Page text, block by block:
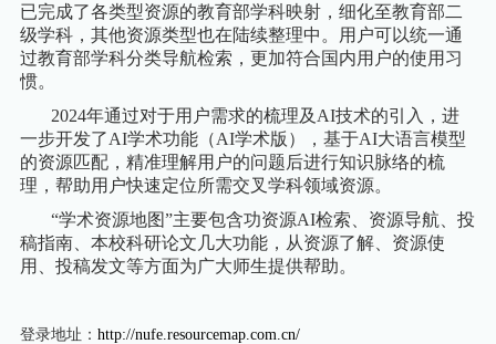
已完成了各类型资源的教育部学科映射，细化至教育部二
级学科，其他资源类型也在陆续整理中。用户可以统一通
过教育部学科分类导航检索，更加符合国内用户的使用习
惯。
2024年通过对于用户需求的梳理及 AI技术的引入，进
一步开发了AI学术功能（AI学术版），基于AI大语言模型
的资源匹配，精准理解用户的问题后进行知识脉络的梳
理，帮助用户快速定位所需交叉学科领域资源。
“学术资源地图”主要包含功资源AI检索、资源导航、投
稿指南、本校科研论文几大功能，从资源了解、资源使
用、投稿发文等方面为广大师生提供帮助。
登录地址： http://nufe.resourcemap.com.cn/